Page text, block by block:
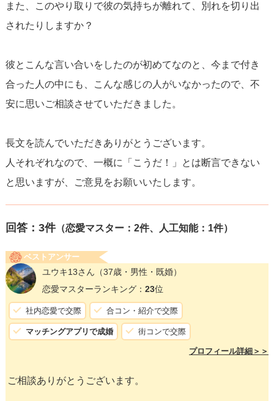
また、このやり取りで彼の気持ちが離れて、別れを切り出
されたりしますか？
彼とこんな言い合いをしたのが初めてなのと、今まで付き
合った人の中にも、こんな感じの人がいなかったので、不
安に思いご相談させていただきました。
長文を読んでいただきありがとうございます。
人それぞれなので、一概に「こうだ！」とは断言できない
と思いますが、ご意見をお願いいたします。
回答： 3件（恋愛マスター：2件、人工知能：1件）
ベストアンサー
ユウキ13さん （37歳・男性・既婚）
恋愛マスターランキング： 23位
社内恋愛で交際 合コン・紹介で交際
マッチングアプリで成婚 街コンで交際
プロフィール詳細＞＞
ご相談ありがとうございます。